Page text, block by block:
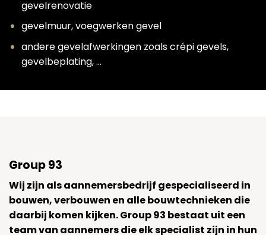
gevelrenovatie
gevelmuur, voegwerken gevel
andere gevelafwerkingen zoals crépi gevels,
gevelbeplating, …
Group 93
Wij zijn als aannemersbedrijf gespecialiseerd in
bouwen, verbouwen en alle bouwtechnieken die
daarbij komen kijken. Group 93 bestaat uit een
team van aannemers die elk specialist zijn in hun